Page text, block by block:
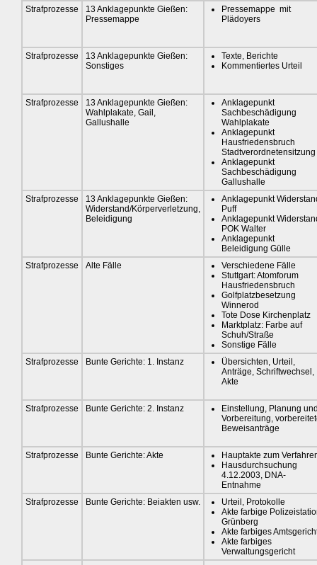
Strafprozesse
13 Anklagepunkte Gießen:
Pressemappe
Pressemappe mit
Plädoyers
Strafprozesse
13 Anklagepunkte Gießen:
Sonstiges
Texte, Berichte
Kommentiertes Urteil
Strafprozesse
13 Anklagepunkte Gießen:
Wahlplakate, Gail,
Gallushalle
Anklagepunkt
Sachbeschädigung
Wahlplakate
Anklagepunkt
Hausfriedensbruch
Stadtverordnetensitzung
Anklagepunkt
Sachbeschädigung
Gallushalle
Strafprozesse
13 Anklagepunkte Gießen:
Widerstand/Körperverletzung,
Beleidigung
Anklagepunkt
Puff
Anklagepunkt
POK Walter
Anklagepunkt
Beleidigung Gülle
Strafprozesse
Alte Fälle
Verschiedene Fälle
Stuttgart: Atomforum
Hausfriedensbruch
Golfplatzbesetzung
Winnerod
Tote Dose Kirchenplatz
Marktplatz: Farbe auf
Schuh/Straße
Sonstige Fälle
Strafprozesse
Bunte Gerichte: 1. Instanz
Übersichten, Urteil,
Anträge, Schriftwechsel,
Akte
Strafprozesse Bunte Gerichte: 2. Instanz
Einstellung, Planung
Vorbereitung,
Beweisanträge
Strafprozesse Bunte Gerichte: Akte
Hauptakte zum
Hausdurchsuchung
4.12.2003, DNA-
Entnahme
Strafprozesse
Bunte Gerichte: Beiakten usw.
Urteil, Protokolle
Akte farbige
Grünberg
Akte farbiges
Akte farbiges
Verwaltungsgericht